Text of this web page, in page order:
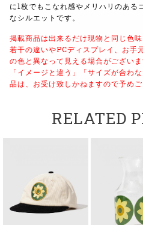
に1枚でもこなれ感やメリハリのある
なシルエットです。
掲載商品は出来るだけ現物と同じ色
若干の違いやPCディスプレイ、お手
の色と異なって見える場合がございま
「イメージと違う」「サイズが合わ
品は、お受け致しかねますので予めご
RELATED